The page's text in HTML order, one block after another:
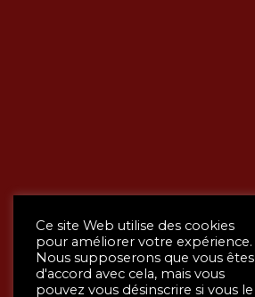
Ce site Web utilise des cookies
pour améliorer votre expérience.
Nous supposerons que vous êtes
d'accord avec cela, mais vous
pouvez vous désinscrire si vous le